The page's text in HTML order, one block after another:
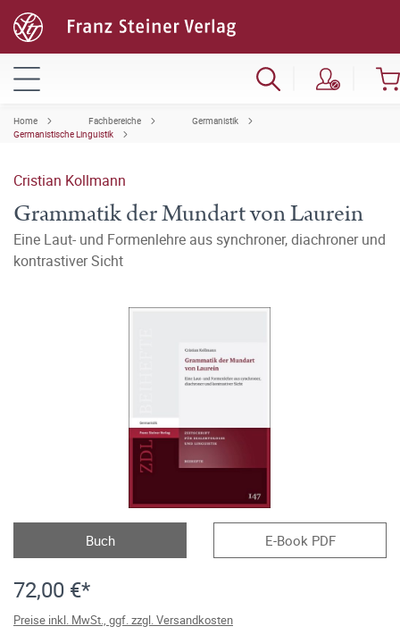
Home Fachbereiche
Germanistik
Germanistische Linguistik
Cristian Kollmann
Grammatik der Mundart von Laurein
Eine Laut- und Formenlehre aus synchroner, diachroner und
kontrastiver Sicht
Buch E-Book PDF
72,00 €*
Preise inkl. MwSt., ggf. zzgl. Versandkosten